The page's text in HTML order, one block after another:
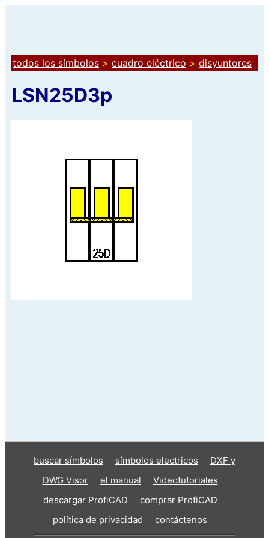
todos los símbolos > cuadro eléctrico > disyuntores
LSN25D3p
buscar símbolos símbolos electricos
DXF y
DWG Visor
el manual
Videotutoriales
descargar ProfiCAD
comprar ProfiCAD
política de privacidad
contáctenos